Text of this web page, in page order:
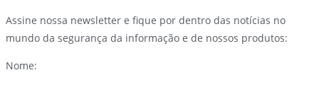
Assine nossa newsletter e fique por dentro das notícias no
mundo da segurança da informação e de nossos produtos:
Nome: